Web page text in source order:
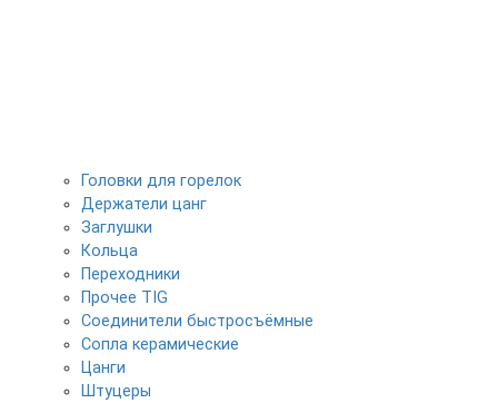
Головки для горелок
Держатели цанг
Заглушки
Кольца
Переходники
Прочее TIG
Соединители быстросъёмные
Сопла керамические
Цанги
Штуцеры